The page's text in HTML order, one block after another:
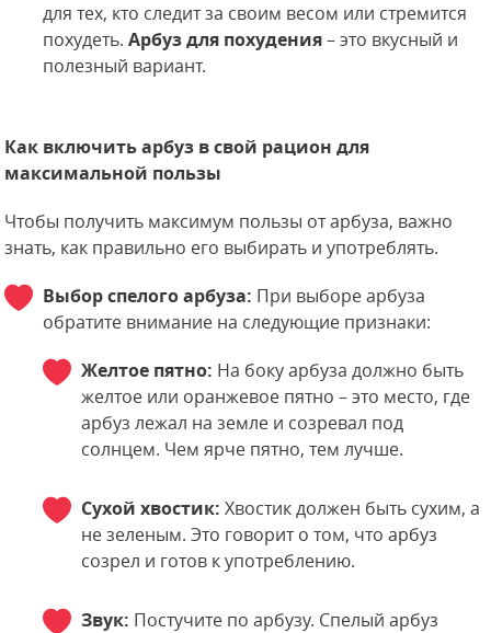
для тех, кто следит за своим весом или стремится
похудеть.Арбуз для похудения– это вкусный и
полезный вариант.
Как включить арбуз в свой рацион для
максимальной пользы
Чтобы получить максимум пользы от арбуза, важно
знать, как правильно его выбирать и употреблять.
Выбор спелого арбуза: При выборе арбуза
обратите внимание на следующие признаки:
Желтое пятно: На боку арбуза должно быть
желтое или оранжевое пятно – это место, где
арбуз лежал на земле и созревал под
солнцем. Чем ярче пятно, тем лучше.
Сухой хвостик: Хвостик должен быть сухим, а
не зеленым. Это говорит о том, что арбуз
созрел и готов к употреблению.
Звук: Постучите по арбузу. Спелый арбуз